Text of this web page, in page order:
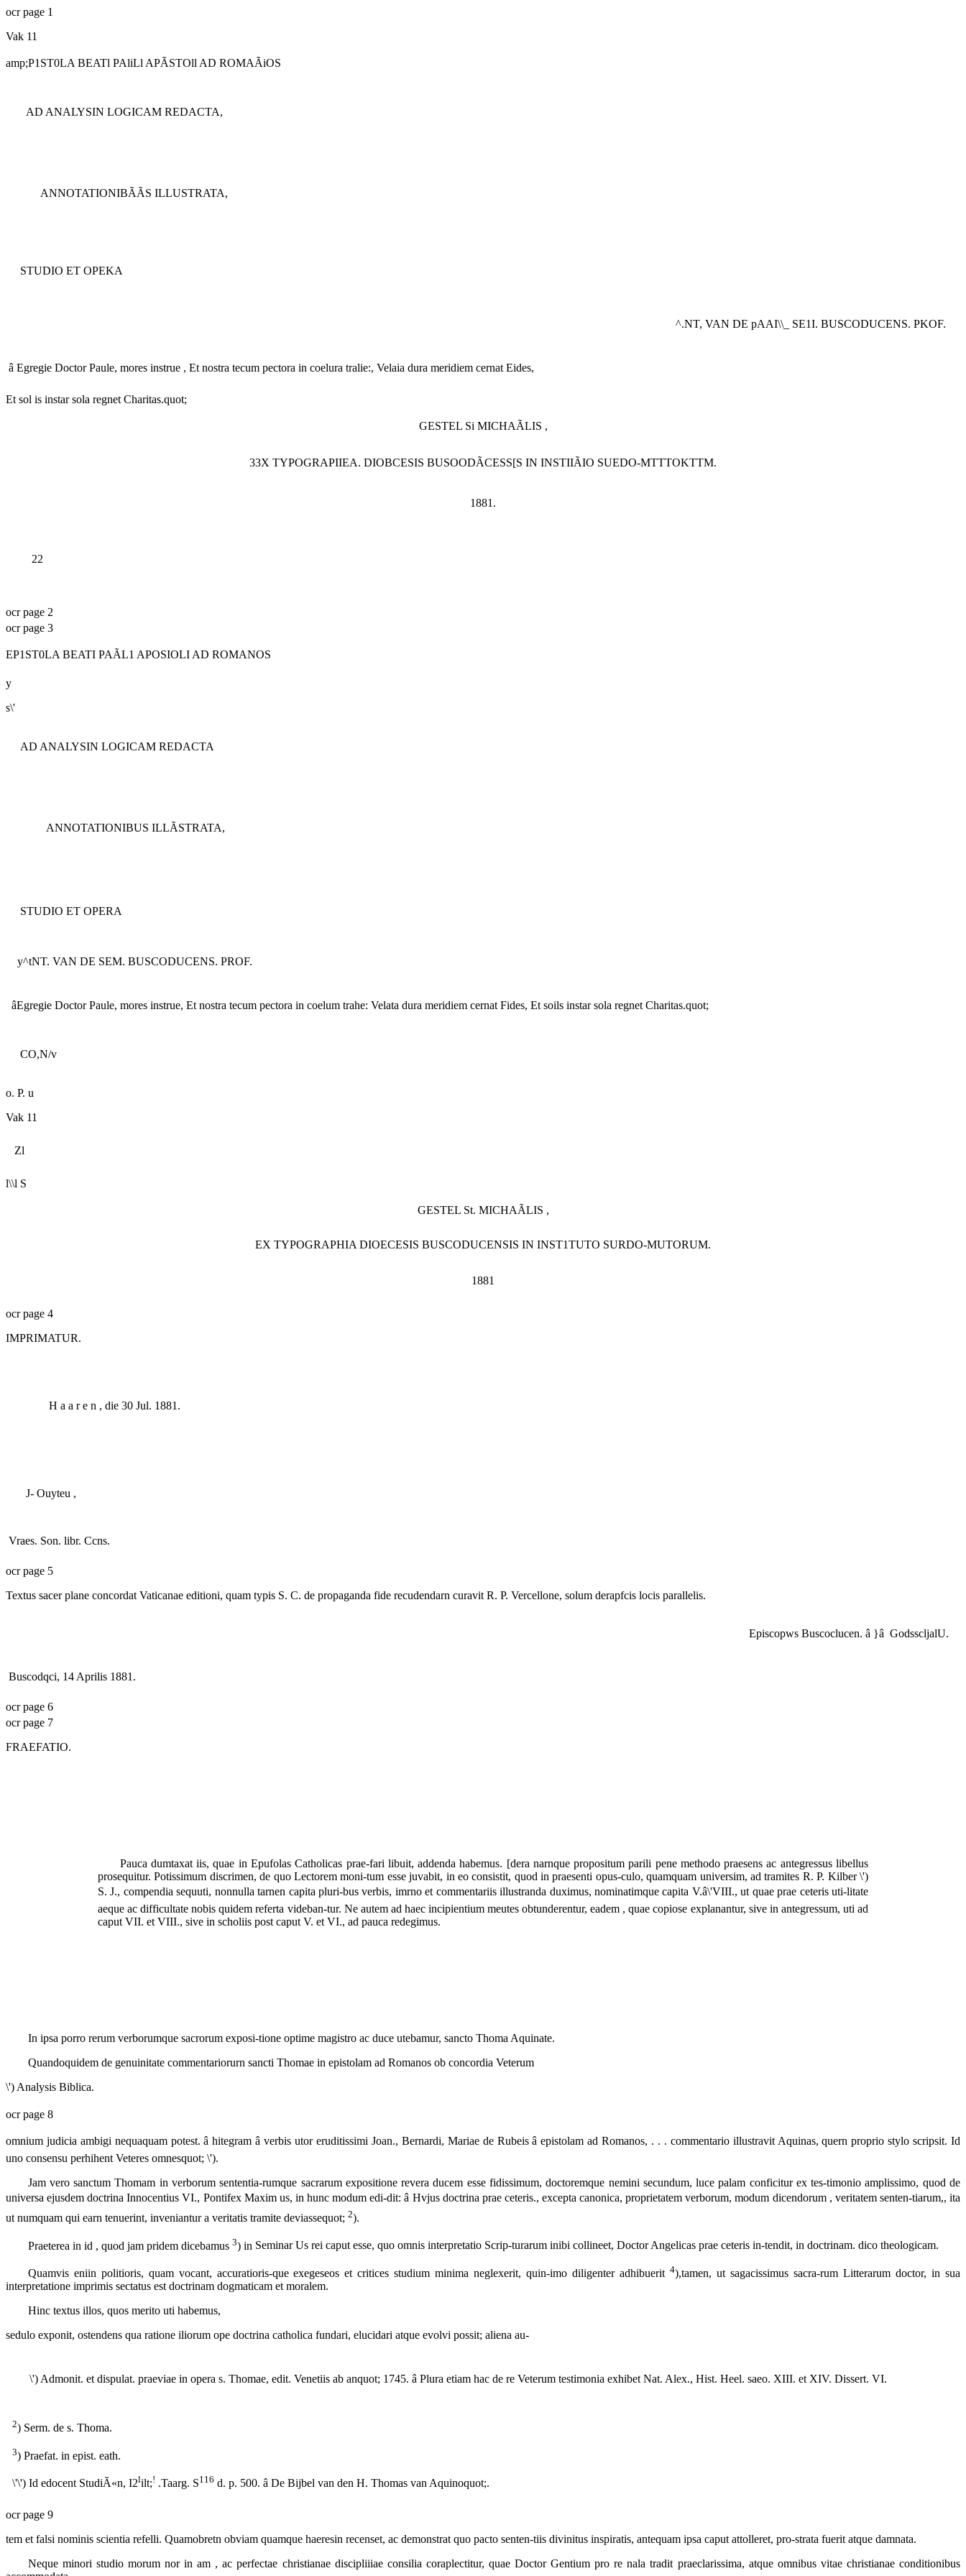
ocr page 1
Vak 11
amp;P1ST0LA BEATl PAliLl APÃSTOll AD ROMAÃiOS
AD ANALYSIN LOGICAM REDACTA,
ANNOTATIONIBÃÃS ILLUSTRATA,
STUDIO ET OPEKA
^.NT, VAN DE pAAI\\_ SE1I. BUSCODUCENS. PKOF.
â Egregie Doctor Paule, mores instrue , Et nostra tecum pectora in coelura tralie:, Velaia dura meridiem cernat Eides,
Et sol is instar sola regnet Charitas.quot;
GESTEL Si MICHAÃLIS ,
33X TYPOGRAPIIEA. DIOBCESIS BUSOODÃCESS[S IN INSTIIÃIO SUEDO-MTTTOKTTM.
1881.
22
ocr page 2
ocr page 3
EP1ST0LA BEATI PAÃL1 APOSIOLI AD ROMANOS
y
s\'
AD ANALYSIN LOGICAM REDACTA
ANNOTATIONIBUS ILLÃSTRATA,
STUDIO ET OPERA
y^tNT. VAN DE SEM. BUSCODUCENS. PROF.
âEgregie Doctor Paule, mores instrue, Et nostra tecum pectora in coelum trahe: Velata dura meridiem cernat Fides, Et soils instar sola regnet Charitas.quot;
CO,N/v
o. P. u
Vak 11
Zl
l\\l S
GESTEL St. MICHAÃLIS ,
EX TYPOGRAPHIA DIOECESIS BUSCODUCENSIS IN INST1TUTO SURDO-MUTORUM.
1881
ocr page 4
IMPRIMATUR.
H a a r e n , die 30 Jul. 1881.
J- Ouyteu ,
Vraes. Son. libr. Ccns.
ocr page 5
Textus sacer plane concordat Vaticanae editioni, quam typis S. C. de propaganda fide recudendarn curavit R. P. Vercellone, solum derapfcis locis parallelis.
Episcopws Buscoclucen. â }â GodsscljalU.
Buscodqci, 14 Aprilis 1881.
ocr page 6
ocr page 7
FRAEFATIO.
Pauca dumtaxat iis, quae in Epufolas Catholicas prae-fari libuit, addenda habemus. [dera narnque propositum parili pene methodo praesens ac antegressus libellus
prosequitur. Potissimum discrimen, de quo Lectorem moni-tum esse juvabit, in eo consistit, quod in praesenti opus-culo, quamquam universim, ad tramites R. P. Kilber \')
S. J., compendia sequuti, nonnulla tarnen capita pluri-bus verbis, imrno et commentariis illustranda duximus, nominatimque capita V.â\'VIII., ut quae prae ceteris uti-litate
aeque ac difficultate nobis quidem referta videban-tur. Ne autem ad haec incipientium meutes obtunderentur, eadem , quae copiose explanantur, sive in antegressum, uti ad
caput VII. et VIII., sive in scholiis post caput V. et VI., ad pauca redegimus.
In ipsa porro rerum verborumque sacrorum exposi-tione optime magistro ac duce utebamur, sancto Thoma Aquinate.
Quandoquidem de genuinitate commentariorurn sancti Thomae in epistolam ad Romanosob concordia Veterum
\') Analysis Biblica.
ocr page 8
omnium judicia ambigi nequaquam potest. â hitegram âverbis utor eruditissimi Joan., Bernardi, Mariae de Rubeisâ epistolam ad Romanos, . . . commentario illustravit Aquinas, quern proprio stylo scripsit. Id
uno consensu perhihent Veteres omnesquot; \').
Jam vero sanctum Thomam in verborum sententia-rumque sacrarum expositione revera ducem esse fidissimum, doctoremque nemini secundum, luce palam conficitur ex tes-timonio amplissimo, quod de
universa ejusdem doctrina Innocentius VI., Pontifex Maxim us, in hunc modum edi-dit: â Hvjus doctrina prae ceteris., excepta canonica,proprietatem verborum, modum dicendorum , veritatem senten-tiarum,, ita
ut numquam qui earn tenuerint, inveniantur a veritatis tramite deviassequot; 2).
Praeterea in id , quod jam pridem dicebamus 3) in Seminar Usrei caput esse, quo omnis interpretatio Scrip-turarum inibi collineet, Doctor Angelicas prae ceteris in-tendit, in doctrinam. dico theologicam.
Quamvis eniin politioris, quam vocant, accuratioris-queexegeseos et critices studium minima neglexerit, quin-imo diligenter adhibuerit4),tamen, ut sagacissimus sacra-rum Litterarum doctor, in sua
interpretatione imprimis sectatus est doctrinam dogmaticam et moralem.
Hinc textus illos, quos merito uti habemus,
sedulo exponit, ostendens qua ratione iliorum ope doctrina catholica fundari, elucidari atque evolvi possit; aliena au-
\') Admonit. et dispulat. praeviae in opera s. Thomae, edit. Venetiis ab anquot; 1745. â Plura etiam hac de re Veterum testimonia exhibet Nat. Alex., Hist. Heel. saeo. XIII. et XIV. Dissert. VI.
2) Serm. de s. Thoma.
3) Praefat. in epist. eath.
\'\') Id edocent StudiÃ«n, I2lilt;! .Taarg. S116 d. p. 500. â De Bijbel van den H. Thomas van Aquinoquot;.
ocr page 9
tem et falsi nominis scientia refelli. Quamobretn obviam quamque haeresin recenset, ac demonstrat quo pacto senten-tiis divinitus inspiratis, antequam ipsa caput attolleret, pro-strata fuerit atque damnata.
Neque minori studio morum nor in am , ac perfectae christianae discipliiiae consilia coraplectitur, quae Doctor Gentium pro re nala tradit praeclarissima, atque omnibus vitae christianae conditionibus